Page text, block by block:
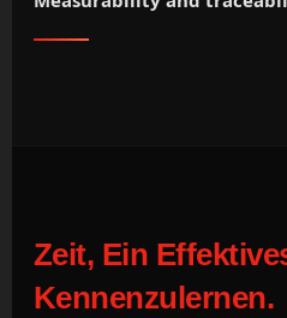
Zeit, Ein
Kennenzulernen.